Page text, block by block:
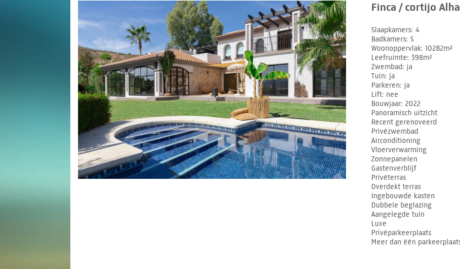
Finca / cortijo
Slaapkamers 4
Badkamers 5
Woonoppervlak 10282m²
Leefruimte 398m²
Zwembad
ja
Tuin ja
Parkeren ja
Lift nee
Bouwjaar 2022
Panoramisch uitzicht
Recent gerenoveerd
Privézwembad
Airconditioning
Vloerverwarming
Zonnepanelen
Gastenverblijf
Privéterras
Overdekt terras
Ingebouwde kasten
Dubbele beglazing
Aangelegde tuin
Luxe
Privéparkeerplaats
Meer dan één